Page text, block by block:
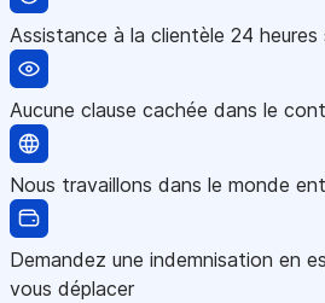
Assistance à la clientèle 24 heures
Aucune clause cachée dans le
Nous travaillons dans le monde
Demandez une indemnisation en
vous déplacer